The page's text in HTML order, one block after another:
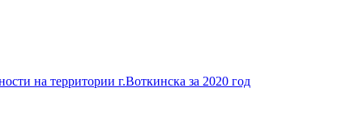
на территории г.Воткинска за 2020 год